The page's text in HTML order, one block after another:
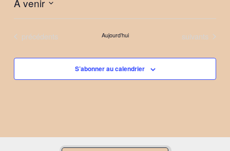
À venir
Sélectionnez
date.Évènements
précédents Aujourd’hui Évènements
suivants
S’abonner au calendrier